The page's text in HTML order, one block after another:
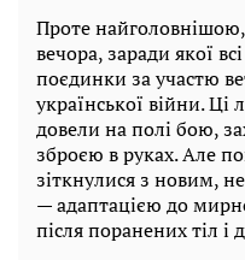
Проте
вечора, заради якої
поєдинки за участю
української війни. Ці
довели на полі бою,
зброєю в руках. Але
зіткнулися з новим,
— адаптацією до
після поранених тіл і